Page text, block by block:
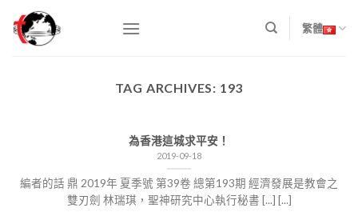
content
繁體
TAG ARCHIVES: 193
為香港這城求平安！
2019-09-18
編者的話 鼎 2019年 夏季號 第39卷 總第193期 經濟發展是教會之
雙刃劍 林瑞琪，聖神研究中心執行秘書 [...] [...]